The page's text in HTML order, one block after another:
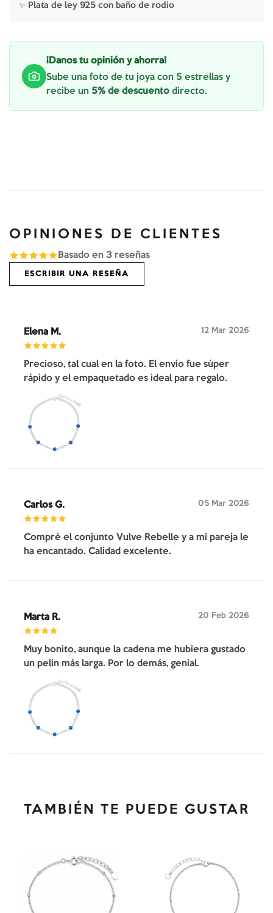
✨ Plata de ley 925 con baño de rodio
¡Danos tu opinión y ahorra!
Sube una foto de tu joya con 5 estrellas y
recibe un 5% de descuento directo.
OPINIONES DE CLIENTES
Basado en 3 reseñas
ESCRIBIR UNA RESEÑA
Elena M. 12 Mar 2026
Precioso, tal cual en la foto. El envío fue súper
rápido y el empaquetado es ideal para regalo.
Carlos G. 05 Mar 2026
Compré el conjunto Vulve Rebelle y a mi pareja le
ha encantado. Calidad excelente.
Marta R. 20 Feb 2026
Muy bonito, aunque la cadena me hubiera gustado
un pelín más larga. Por lo demás, genial.
TAMBIÉN TE PUEDE GUSTAR